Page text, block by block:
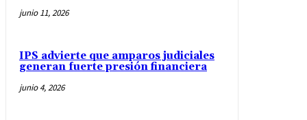
junio 11, 2026
IPS advierte que amparos judiciales
generan fuerte presión financiera
junio 4, 2026